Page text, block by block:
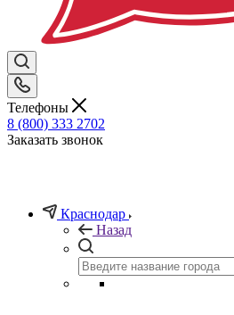
Телефоны
8 (800) 333 2702
Заказать звонок
Краснодар
Назад